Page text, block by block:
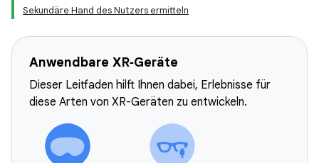
Sekundäre Hand des Nutzers ermitteln
Anwendbare XR‑Geräte
Dieser Leitfaden hilft Ihnen dabei, Erlebnisse für
diese Arten von XR-Geräten zu entwickeln.